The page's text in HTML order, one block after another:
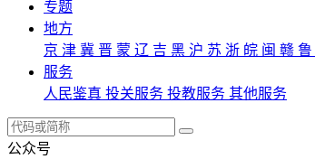
专题
地方
京 津 冀 晋 蒙 辽 吉 黑 沪 苏 浙 皖 闽 赣 鲁
服务
人民鉴真 投关服务 投教服务 其他服务
公众号